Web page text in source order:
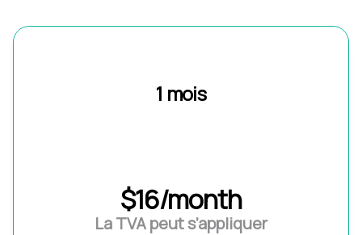
1 mois
$16/month
La TVA peut s’appliquer